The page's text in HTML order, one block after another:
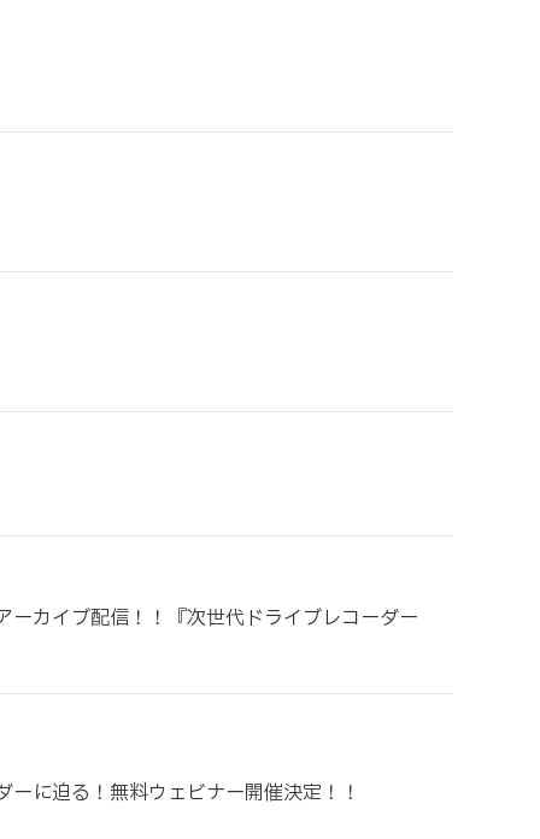
カイブ配信！！『次世代ドライブレコーダー
に迫る！無料ウェビナー開催決定！！